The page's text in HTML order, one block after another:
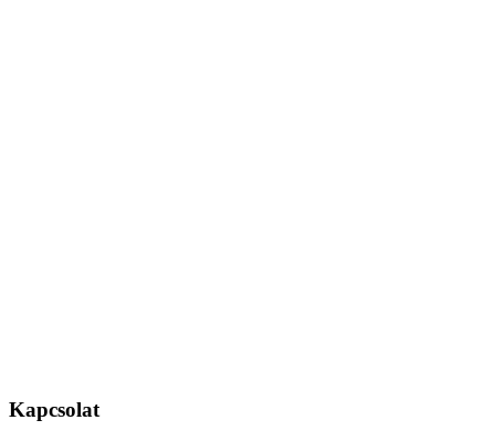
Kapcsolat